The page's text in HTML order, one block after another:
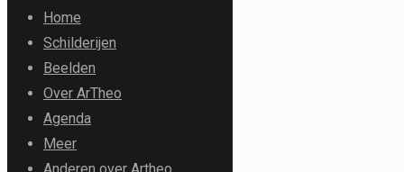
Home
Schilderijen
Beelden
Over ArTheo
Agenda
Meer